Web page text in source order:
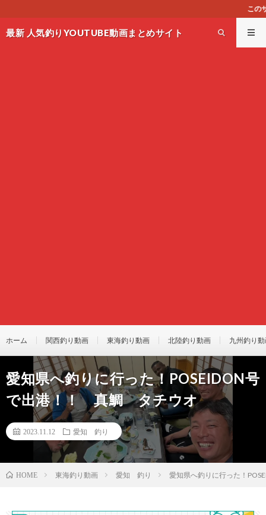
このサイトはオススメのYOUTUBE
最新 人気釣りYOUTUBE動画まとめサイト
ホーム 関西釣り動画 東海釣り動画 北陸釣り動画 九州釣り
愛知県へ釣りに行った！POSEIDON号
で出港！！ 真鯛 タチウオ
2023.11.12 愛知 釣り
HOME 東海釣り動画 愛知 釣り 愛知県へ釣りに行った！